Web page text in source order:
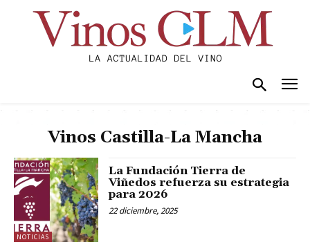
Vinos Castilla-La Mancha
NOTICIAS
La Fundación Tierra de
Viñedos refuerza su estrategia
para 2026
22 diciembre, 2025